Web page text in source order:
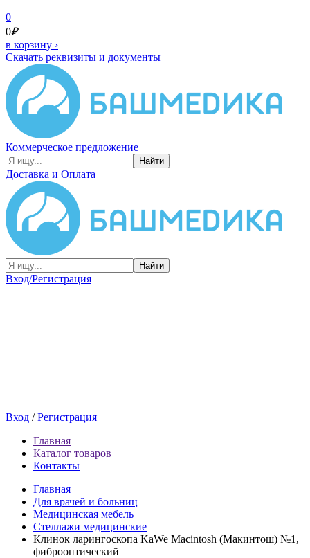
0
0₽
в корзину ›
Скачать реквизиты и документы
Коммерческое предложение
Найти
Доставка и Оплата
Найти
Вход/Регистрация
Вход /Регистрация
Главная
Каталог товаров
Контакты
Главная
Для врачей и больниц
Медицинская мебель
Стеллажи медицинские
Клинок ларингоскопа KaWe Macintosh (Макинтош) №1,
фиброоптический